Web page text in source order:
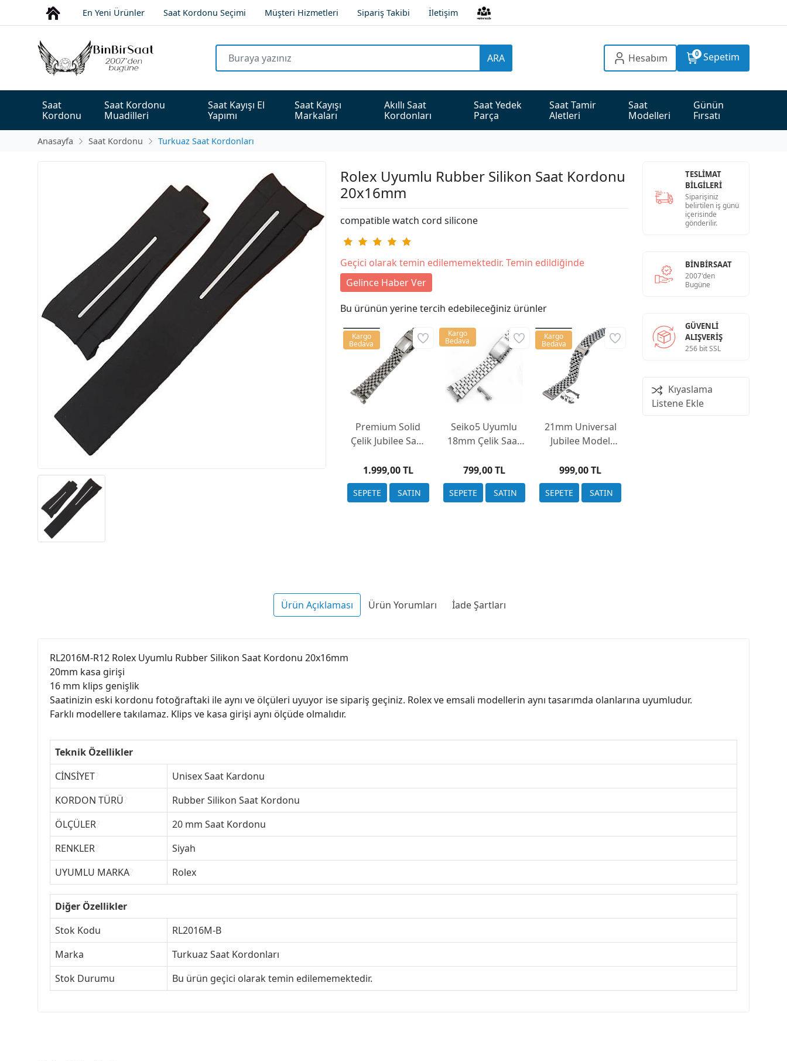
En Yeni Ürünler Saat Kordonu Seçimi Müşteri Hizmetleri Sipariş Takibi İletişim
ARA Hesabım 0 Sepetim
Saat
Kordonu
Saat Kordonu
Muadilleri
Saat Kayışı El
Yapımı
Saat Kayışı
Markaları
Akıllı Saat
Kordonları
Saat Yedek
Parça
Saat Tamir
Aletleri
Saat
Modelleri
Günün
Fırsatı
Anasayfa Saat Kordonu Turkuaz Saat Kordonları
Rolex Uyumlu Rubber Silikon Saat Kordonu
20x16mm
compatible watch cord silicone
Geçici olarak temin edilememektedir. Temin edildiğinde
Gelince Haber Ver
Bu ürünün yerine tercih edebileceğiniz ürünler
Premium Solid
Çelik Jubilee Saat
Gümüş Renk)
Rolex Uyumlu
1.999,00 TL
Kargo
Bedava
Seiko5 Uyumlu
18mm Çelik Saat
Girişi Kulaklı Düz
Model
799,00 TL
Kargo
Bedava
21mm Universal
Jubilee Model
Kordonu Çift
Başlık
999,00 TL
Kargo
Bedava
TESLİMAT
BİLGİLERİ
Siparişiniz
belirtilen iş günü
içerisinde
gönderilir.
BINBIRSAAT
2007'den
Bugüne
GÜVENLI
ALIŞVERIŞ
256 bit SSL
Kıyaslama
Listene Ekle
Ürün Açıklaması Ürün Yorumları İade Şartları
RL2016M-R12 Rolex Uyumlu Rubber Silikon Saat Kordonu 20x16mm
20mm kasa girişi
16 mm klips genişlik
Saatinizin eski kordonu fotoğraftaki ile aynı ve ölçüleri uyuyor ise sipariş geçiniz. Rolex ve emsali modellerin aynı tasarımda olanlarına uyumludur.
Farklı modellere takılamaz. Klips ve kasa girişi aynı ölçüde olmalıdır.
Teknik Özellikler
CİNSİYET
Unisex Saat Kardonu
KORDON TÜRÜ
Rubber Silikon Saat Kordonu
ÖLÇÜLER
20 mm Saat Kordonu
RENKLER
Siyah
UYUMLU MARKA
Rolex
Diğer Özellikler
Stok Kodu
RL2016M-B
Marka
Turkuaz Saat Kordonları
Stok Durumu
Bu ürün geçici olarak temin edilememektedir.